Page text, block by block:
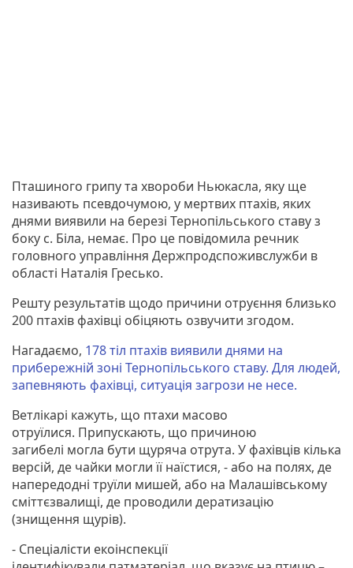
Пташиного грипу та хвороби Ньюкасла, яку ще
називають псевдочумою, у мертвих птахів, яких
днями виявили на березі Тернопільського ставу з
боку с. Біла, немає. Про це повідомила речник
головного управління Держпродспоживслужби в
області Наталія Гресько.
Решту результатів щодо причини отруєння близько
200 птахів фахівці обіцяють озвучити згодом.
Нагадаємо, 178 тіл птахів виявили днями на
прибережній зоні Тернопільського ставу. Для людей,
запевняють фахівці, ситуація загрози не несе.
Ветлікарі кажуть, що птахи масово
отруїлися. Припускають, що причиною
загибелі могла бути щуряча отрута. У фахівців кілька
версій, де чайки могли її наїстися, - або на полях, де
напередодні труїли мишей, або на Малашівському
сміттєзвалищі, де проводили дератизацію
(знищення щурів).
- Спеціалісти екоінспекції